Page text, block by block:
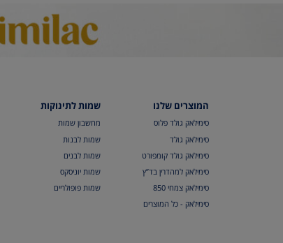
המוצרים שלנו
סימילאק גולד פלוס
סימילאק גולד
סימילאק גולד קומפורט
סימילאק למהדרין בד”ץ
סימילאק צמחי 850
סימילאק - כל המוצרים
שמות לתינוקות
מחשבון שמות
שמות לבנות
שמות לבנים
שמות יוניסקס
שמות פופולריים